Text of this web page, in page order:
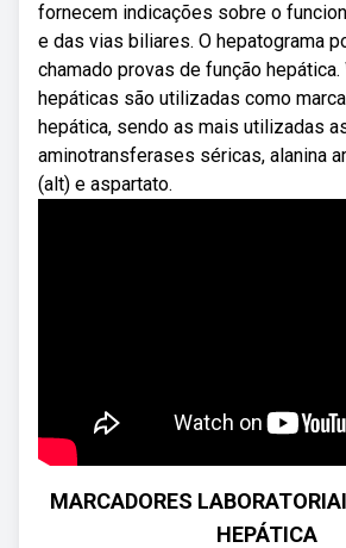
fornecem indicações sobre o
e das vias biliares. O hepatograma
chamado provas de função
hepáticas são utilizadas como
hepática, sendo as mais utilizadas
aminotransferases séricas, alanina
(alt) e aspar­tato.
MARCADORES
HEPÁTICA